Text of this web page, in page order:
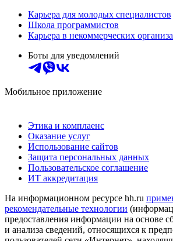
Карьера для молодых специалистов
Школа программистов
Карьера в некоммерческих
Боты для уведомлений
Мобильное приложение
Этика и комплаенс
Оказание услуг
Использование сайтов
Защита персональных данных
Пользовательское соглашение
ИТ аккредитация
На информационном ресурсе hh.ru
рекомендательные технологии
предоставления информации на основе
и анализа сведений, относящихся к